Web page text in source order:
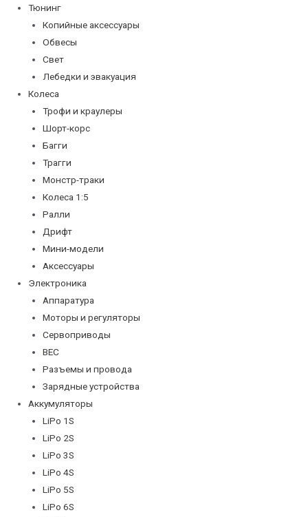
Тюнинг
Копийные аксессуары
Обвесы
Свет
Лебедки и эвакуация
Колеса
Трофи и краулеры
Шорт-корс
Багги
Трагги
Монстр-траки
Колеса 1:5
Ралли
Дрифт
Мини-модели
Аксессуары
Электроника
Аппаратура
Моторы и регуляторы
Сервоприводы
BEC
Разъемы и провода
Зарядные устройства
Аккумуляторы
LiPo 1S
LiPo 2S
LiPo 3S
LiPo 4S
LiPo 5S
LiPo 6S